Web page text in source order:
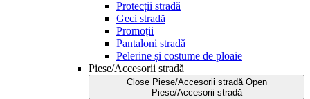
Protecții stradă
Geci stradă
Promoții
Pantaloni stradă
Pelerine și costume de ploaie
Piese/Accesorii stradă
Close Piese/Accesorii stradă Open
Piese/Accesorii stradă